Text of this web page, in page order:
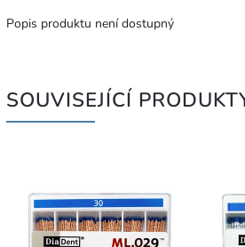
Popis produktu není dostupný
SOUVISEJÍCÍ